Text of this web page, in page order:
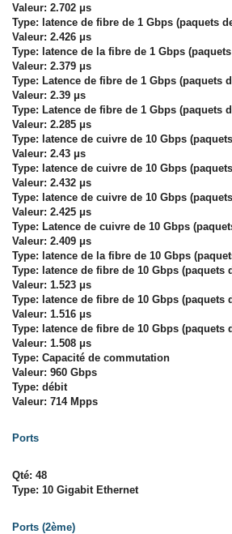
Valeur: 2.702 μs
Type: latence de fibre de 1 Gbps (paquets
Valeur: 2.426 μs
Type: latence de la fibre de 1 Gbps
Valeur: 2.379 μs
Type: Latence de fibre de 1 Gbps (paquets
Valeur: 2.39 μs
Type: Latence de fibre de 1 Gbps (paquets
Valeur: 2.285 μs
Type: latence de cuivre de 10 Gbps
Valeur: 2.43 μs
Type: latence de cuivre de 10 Gbps
Valeur: 2.432 μs
Type: latence de cuivre de 10 Gbps
Valeur: 2.425 μs
Type: Latence de cuivre de 10 Gbps
Valeur: 2.409 μs
Type: latence de la fibre de 10 Gbps
Type: latence de fibre de 10 Gbps (paquets
Valeur: 1.523 μs
Type: latence de fibre de 10 Gbps (paquets
Valeur: 1.516 μs
Type: latence de fibre de 10 Gbps (paquets
Valeur: 1.508 μs
Type: Capacité de commutation
Valeur: 960 Gbps
Type: débit
Valeur: 714 Mpps
Ports
Qté: 48
Type: 10 Gigabit Ethernet
Ports (2ème)